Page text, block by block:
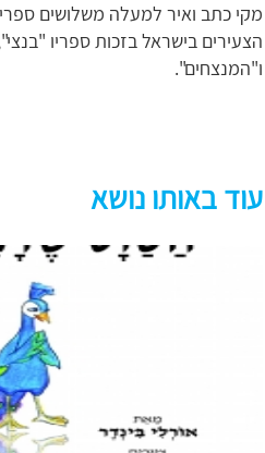
מקי כתב ואיר למעלה משלושים ספרי
הצעירים בישראל בזכות ספריו
ו"המנצחים".
עוד באותו נושא